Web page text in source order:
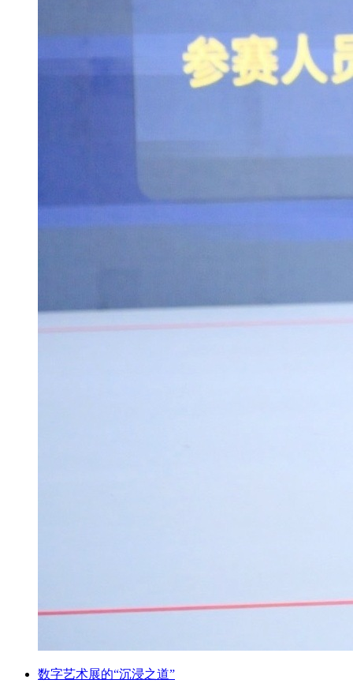
数字艺术展的“沉浸之道”